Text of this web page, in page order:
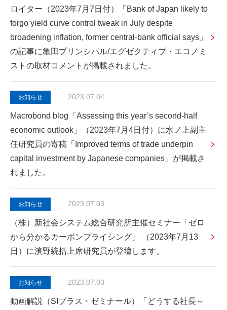
ロイター（2023年7月7日付）「Bank of Japan likely to
forgo yield curve control tweak in July despite
broadening inflation, former central-bank official says」
の記事に亀田プリンシパル/エグゼクティブ・エコノミ
ストの取材コメントが掲載されました。
お知らせ 2023.07.04
Macrobond blog「Assessing this year’s second-half
economic outlook」（2023年7月4日付）に水ノ上副主
任研究員の寄稿「Improved terms of trade underpin
capital investment by Japanese companies」が掲載さ
れました。
お知らせ 2023.07.03
（株）新社会システム総合研究所主催セミナー「ゼロ
から分かるカーボンプライシング」 （2023年7月13
日）に濱野統括上席研究員が登壇します。
お知らせ 2023.07.03
動画解説（SIプラス・ゼミナール）「どうする社長～